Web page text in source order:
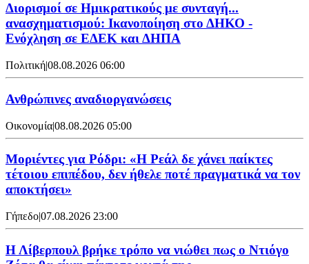
Διορισμοί σε Ημικρατικούς με συνταγή...
ανασχηματισμού: Ικανοποίηση στο ΔΗΚΟ -
Ενόχληση σε ΕΔΕΚ και ΔΗΠΑ
Πολιτική|08.08.2026 06:00
Ανθρώπινες αναδιοργανώσεις
Οικονομία|08.08.2026 05:00
Μοριέντες για Ρόδρι: «Η Ρεάλ δε χάνει παίκτες
τέτοιου επιπέδου, δεν ήθελε ποτέ πραγματικά να τον
αποκτήσει»
Γήπεδο|07.08.2026 23:00
Η Λίβερπουλ βρήκε τρόπο να νιώθει πως ο Ντιόγο